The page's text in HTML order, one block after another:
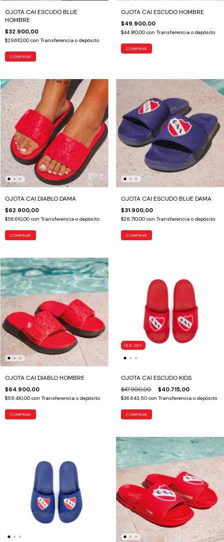
OJOTA CAI ESCUDO BLUE
HOMBRE
$32.900,00
$29.610,00 con Transferencia o depósito
COMPRAR
OJOTA CAI ESCUDO HOMBRE
$49.900,00
$44.910,00 con Transferencia o depósito
COMPRAR
OJOTA CAI DIABLO DAMA
$62.900,00
$56.610,00 con Transferencia o depósito
COMPRAR
OJOTA CAI ESCUDO BLUE DAMA
$31.900,00
$28.710,00 con Transferencia o depósito
COMPRAR
OJOTA CAI DIABLO HOMBRE
$64.900,00
$58.410,00 con Transferencia o depósito
COMPRAR
15 % OFF
OJOTA CAI ESCUDO KIDS
$47.900,00 $40.715,00
$36.643,50 con Transferencia o depósito
COMPRAR